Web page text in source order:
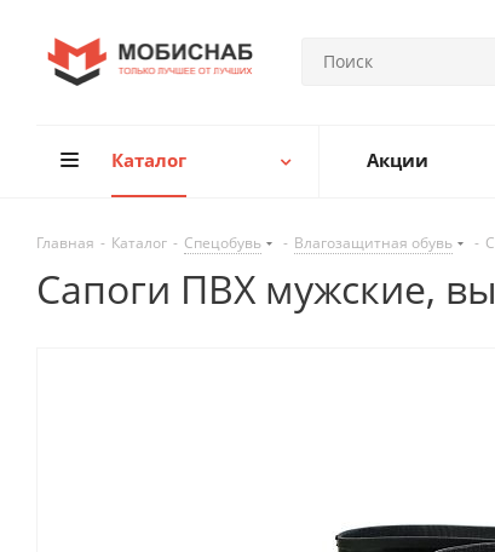
Каталог Акции
Главная - Каталог - Спецобувь - Влагозащитная обувь -
Сапоги ПВХ мужские,